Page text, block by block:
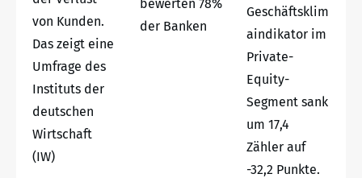
von Kunden.
Das zeigt eine
Umfrage des
Instituts der
deutschen
Wirtschaft
(IW)
bewerten 78%
der Banken
Geschäftsklim
aindikator im
Private-
Equity-
Segment sank
um 17,4
Zähler auf
-32,2 Punkte.